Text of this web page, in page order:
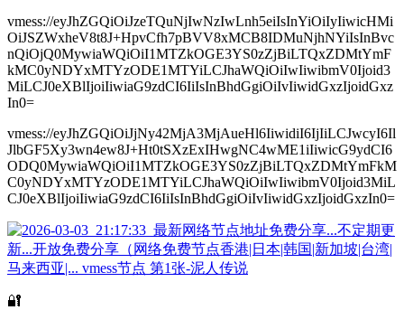
vmess://eyJhZGQiOiJzeTQuNjIwNzIwLnh5eiIsInYiOiIyIiwicHMi
OiJSZWxheV8t8J+HpvCfh7pBVV8xMCB8IDMuNjhNYiIsInBvc
nQiOjQ0MywiaWQiOiI1MTZkOGE3YS0zZjBiLTQxZDMtYmF
kMC0yNDYxMTYzODE1MTYiLCJhaWQiOiIwIiwibmV0Ijoid3
MiLCJ0eXBlIjoiIiwiaG9zdCI6IiIsInBhdGgiOiIvIiwidGxzIjoidGxz
In0=
vmess://eyJhZGQiOiJjNy42MjA3MjAueHl6IiwidiI6IjIiLCJwcyI6Il
JlbGF5Xy3wn4ew8J+Ht0tSXzExIHwgNC4wME1iIiwicG9ydCI6
ODQ0MywiaWQiOiI1MTZkOGE3YS0zZjBiLTQxZDMtYmFkM
C0yNDYxMTYzODE1MTYiLCJhaWQiOiIwIiwibmV0Ijoid3MiL
CJ0eXBlIjoiIiwiaG9zdCI6IiIsInBhdGgiOiIvIiwidGxzIjoidGxzIn0=
🔐